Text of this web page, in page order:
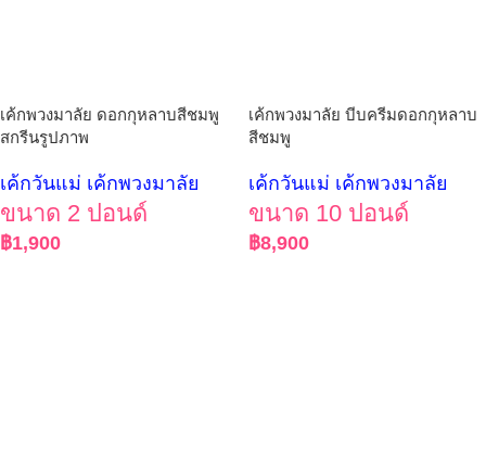
เค้กพวงมาลัย ดอกกุหลาบสีชมพู
สกรีนรูปภาพ
เค้กวันแม่ เค้กพวงมาลัย
ขนาด 2 ปอนด์
฿1,900
เค้กพวงมาลัย บีบครีมดอกกุหลาบ
สีชมพู
เค้กวันแม่ เค้กพวงมาลัย
ขนาด 10 ปอนด์
฿8,900